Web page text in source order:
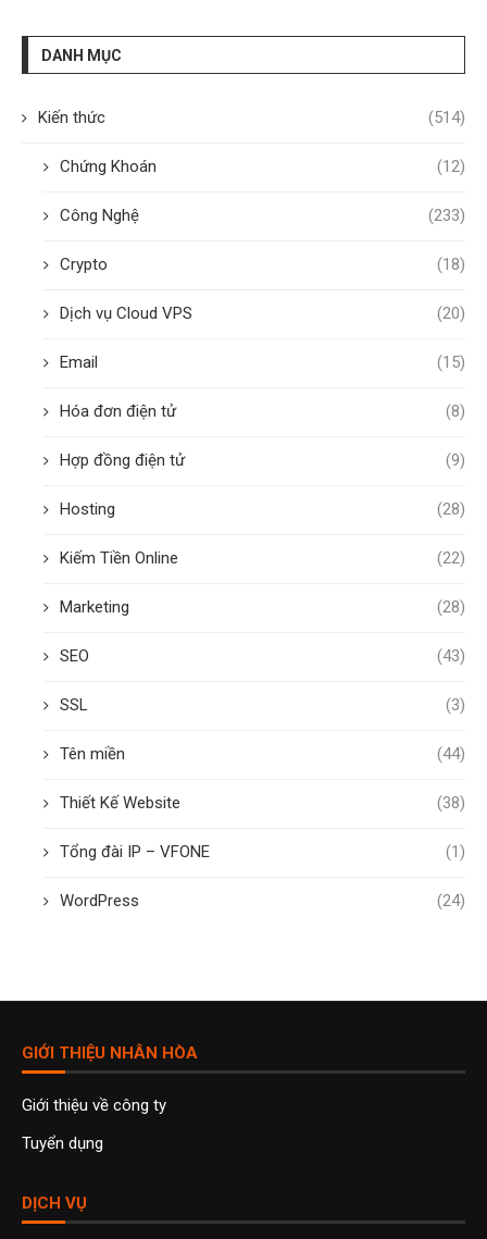
DANH MỤC
Kiến thức (514)
Chứng Khoán (12)
Công Nghệ (233)
Crypto (18)
Dịch vụ Cloud VPS (20)
Email (15)
Hóa đơn điện tử (8)
Hợp đồng điện tử (9)
Hosting (28)
Kiếm Tiền Online (22)
Marketing (28)
SEO (43)
SSL (3)
Tên miền (44)
Thiết Kế Website (38)
Tổng đài IP – VFONE (1)
WordPress (24)
GIỚI THIỆU NHÂN HÒA
Giới thiệu về công ty
Tuyển dụng
DỊCH VỤ